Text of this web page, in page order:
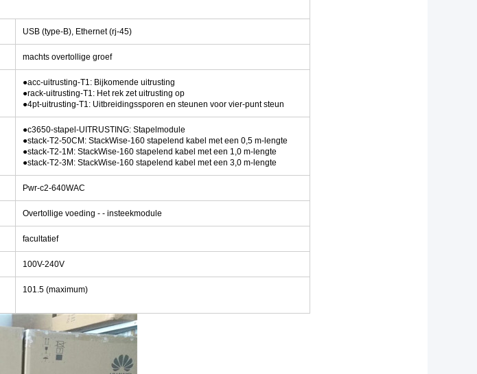
USB (type-B), Ethernet (rj-45)
machts overtollige groef
●acc-uitrusting-T1: Bijkomende uitrusting
●rack-uitrusting-T1: Het rek zet uitrusting op
●4pt-uitrusting-T1: Uitbreidingssporen en steunen voor vier-punt steun
●c3650-stapel-UITRUSTING: Stapelmodule
●stack-T2-50CM: StackWise-160 stapelend kabel met een 0,5 m-lengte
●stack-T2-1M: StackWise-160 stapelend kabel met een 1,0 m-lengte
●stack-T2-3M: StackWise-160 stapelend kabel met een 3,0 m-lengte
Pwr-c2-640WAC
Overtollige voeding - - insteekmodule
facultatief
100V-240V
101.5 (maximum)